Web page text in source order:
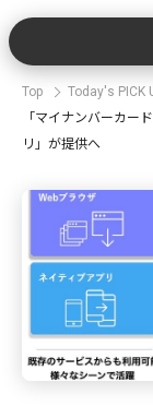
Top
Today's PICK
「マイナンバーカー
リ」が提供へ